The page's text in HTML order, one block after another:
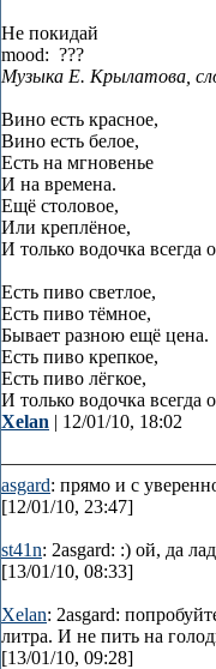
Не покидай
mood: ???
Музыка Е. Крылатова,
Вино есть красное,
Вино есть белое,
Есть на мгновенье
И на времена.
Ещё столовое,
Или креплёное,
И только водочка всегда
Есть пиво светлое,
Есть пиво тёмное,
Бывает разною ещё цена.
Есть пиво крепкое,
Есть пиво лёгкое,
И только водочка всегда
Xelan | 12/01/10, 18:02
asgard: прямо и с
[12/01/10, 23:47]
st41n: 2asgard: :) ой, да
[13/01/10, 08:33]
Xelan: 2asgard:
литра. И не пить на
[13/01/10, 09:28]